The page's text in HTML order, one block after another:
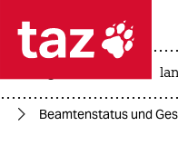
 taz
Beamtenstatus und